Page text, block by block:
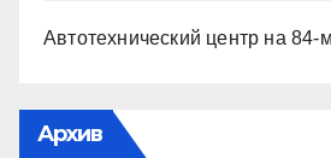
Автотехнический центр на
Архив